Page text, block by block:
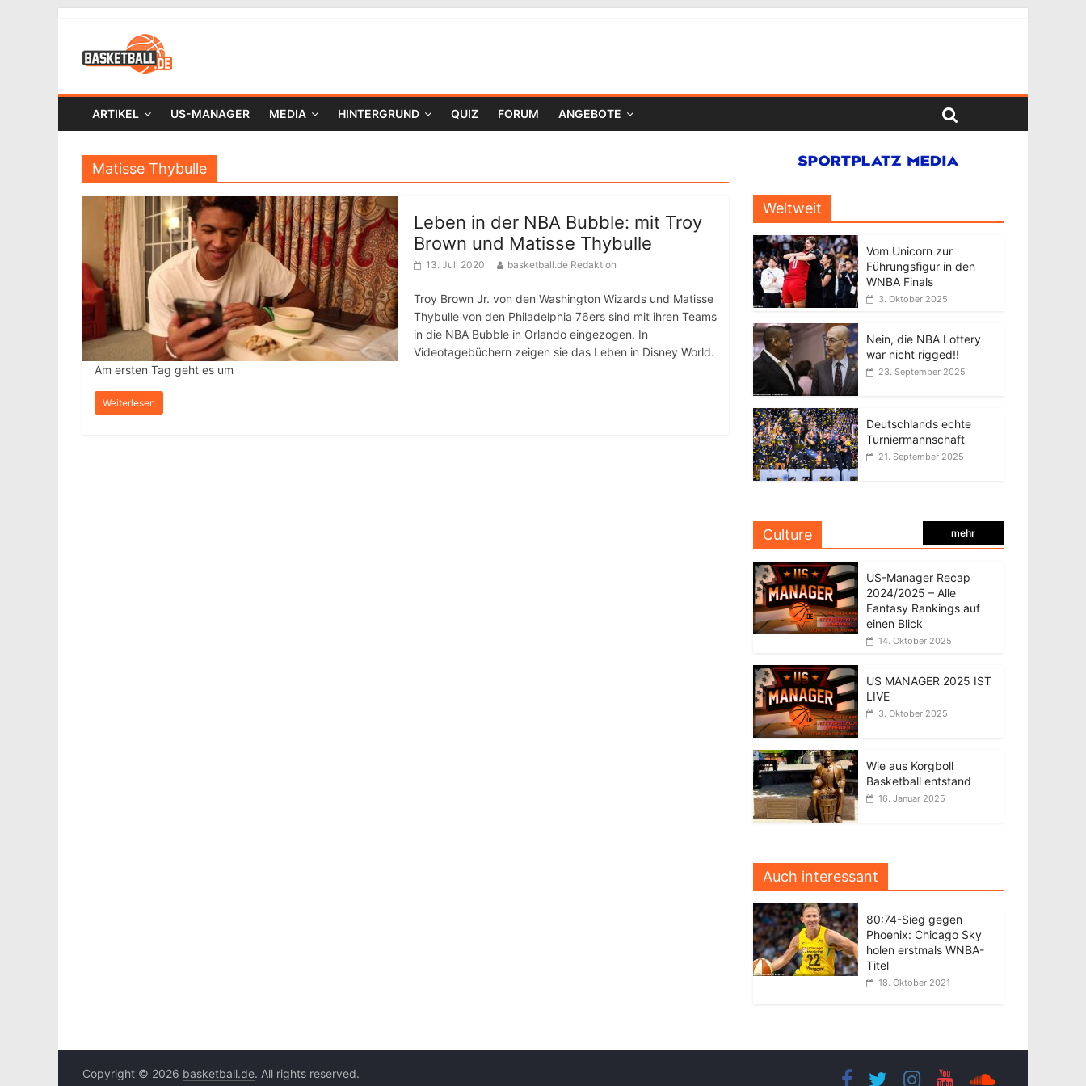
ARTIKEL US-MANAGER MEDIA HINTERGRUND QUIZ FORUM ANGEBOTE
Matisse Thybulle
Leben in der NBA Bubble: mit Troy
Brown und Matisse Thybulle
13. Juli 2020 basketball.de Redaktion
Troy Brown Jr. von den Washington Wizards und Matisse
Thybulle von den Philadelphia 76ers sind mit ihren Teams
in die NBA Bubble in Orlando eingezogen. In
Videotagebüchern zeigen sie das Leben in Disney World.
Am ersten Tag geht es um
Weiterlesen
Weltweit
Vom Unicorn zur
Führungsfigur in den
WNBA Finals
3. Oktober 2025
Nein, die NBA Lottery
war nicht rigged!!
23. September 2025
Deutschlands echte
Turniermannschaft
21. September 2025
Culture mehr
US-Manager Recap
2024/2025 – Alle
Fantasy Rankings auf
einen Blick
14. Oktober 2025
US MANAGER 2025 IST
LIVE
3. Oktober 2025
Wie aus Korgboll
Basketball entstand
16. Januar 2025
Auch interessant
80:74-Sieg gegen
Phoenix: Chicago Sky
holen erstmals WNBA-
Titel
18. Oktober 2021
Copyright © 2026 basketball.de. All rights reserved.